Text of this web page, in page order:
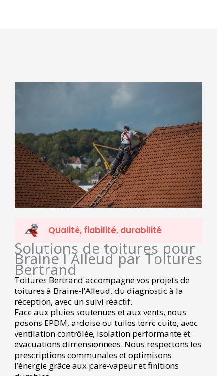
Qualité, fiabilité, durabilité
Solutions de toitures pour
Braine l Alleud par Toitures
Bertrand
Toitures Bertrand accompagne vos projets de
toitures à Braine-l’Alleud, du diagnostic à la
réception, avec un suivi réactif.
Face aux pluies soutenues et aux vents, nous
posons EPDM, ardoise ou tuiles terre cuite, avec
ventilation contrôlée, isolation performante et
évacuations dimensionnées. Nous respectons les
prescriptions communales et optimisons
l’énergie grâce aux pare-vapeur et finitions